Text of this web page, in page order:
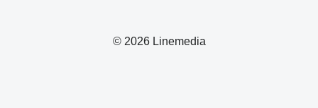
© 2026 Linemedia